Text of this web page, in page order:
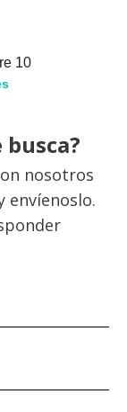
10
nosotros
envíenoslo.